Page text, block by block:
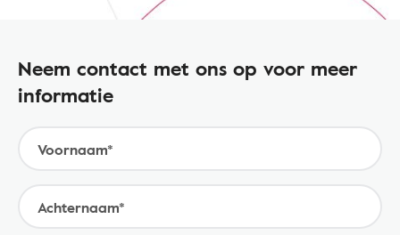
Neem contact met ons op voor meer
informatie
Voornaam*
Achternaam*